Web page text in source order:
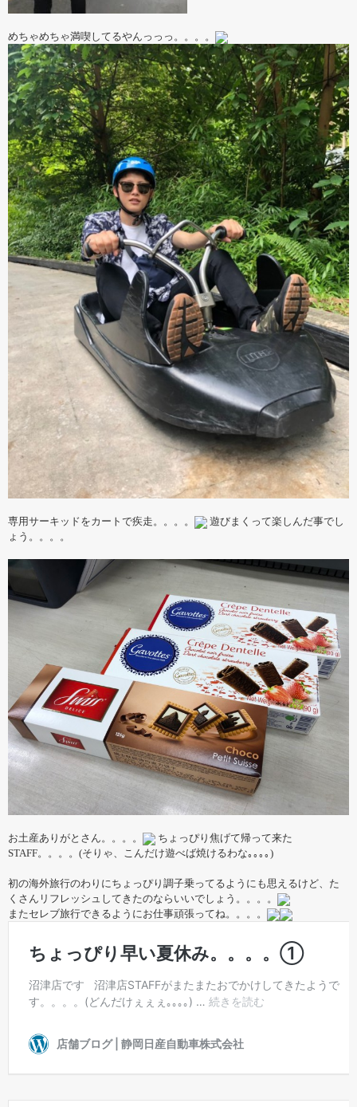
めちゃめちゃ満喫してるやんっっっ。。。。
専用サーキッドをカートで疾走。。。。
遊びまくって楽しんだ事でし
ょう。。。。
お土産ありがとさん。。。。
ちょっぴり焦げて帰って来た
STAFF。。。。(そりゃ、こんだけ遊べば焼けるわな｡｡｡｡)
初の海外旅行のわりにちょっぴり調子乗ってるようにも思えるけど、た
くさんリフレッシュしてきたのならいいでしょう。。。。
またセレブ旅行できるようにお仕事頑張ってね。。。。